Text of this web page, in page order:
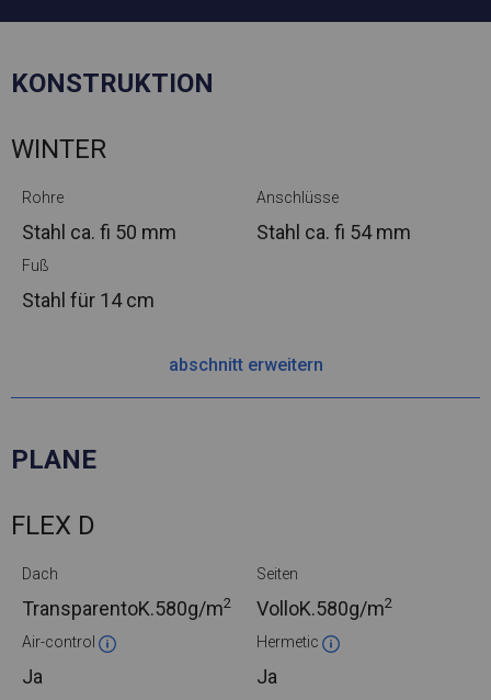
KONSTRUKTION
WINTER
Rohre
Stahl ca. fi 50 mm
Anschlüsse
Stahl ca. fi 54 mm
Fuß
Stahl für 14 cm
abschnitt erweitern
PLANE
FLEX D
Dach
TransparentoK.580g/m2
Seiten
VolloK.580g/m2
Air-control
Ja
Hermetic
Ja